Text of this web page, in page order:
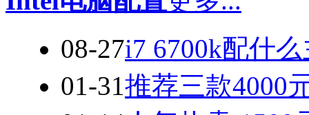
08-27i7 6700k配什
01-31推荐三款4000